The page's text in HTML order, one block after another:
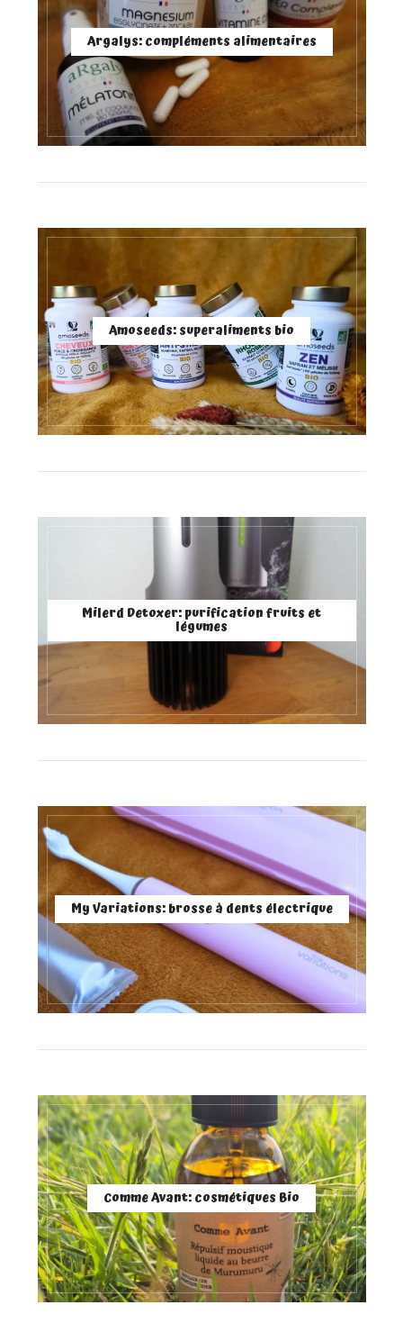
Argalys: compléments alimentaires
Amoseeds: superaliments bio
Milerd Detoxer: purification fruits et
légumes
My Variations: brosse à dents électrique
Comme Avant: cosmétiques Bio